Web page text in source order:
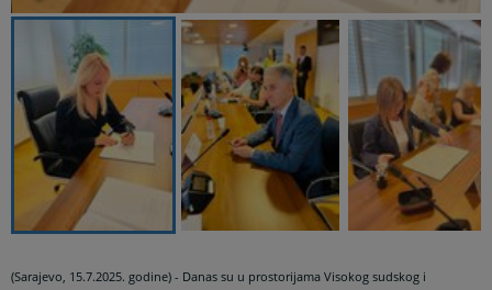
(Sarajevo, 15.7.2025. godine) - Danas su u prostorijama Visokog sudskog i